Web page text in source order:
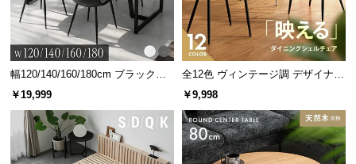
安定感のあるドロップマット構造
幅120/140/160/180cm ブラックフ
レーム ダイニング 大理石調 4人掛
￥19,999
全12色 ヴィンテージ調 デザイナー
ズシェルチェア
￥9,998